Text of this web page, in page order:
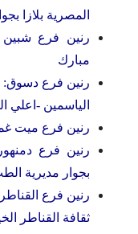
المصرية بلازا
رنين فرع شبين
مبارك
رنين فرع دسوق:
الياسمين -اعلي
رنين فرع ميت
رنين فرع
بجوار مديرية
ثقافة القناطر